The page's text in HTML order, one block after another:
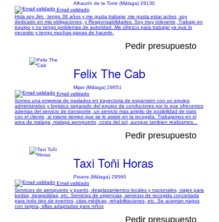
Alhaurín de la Torre (Málaga) 29130
Email validado
Hola soy Jim , tengo 38 años y me gusta trabajar, me gusta estar activo, soy
dedicado en mis obligaciones, y Responsabilidades. Soy muy tolerante, Trabajo en
equipo y no tengo problemas de autoridad. Me ofrezco para trabajar ya que lo
necesito y tengo muchas ganas de hacerlo.
Pedir presupuesto
Felix The Cab
Mijas (Málaga) 29651
Email validado
Somos una empresa de traslados en trayectoria de expansion con un equipo
administrativo y logistico separado del equipo de conductores por lo que ofrecemos
ademas del servicio de transporte, un servicio mas amplio de posibilidad de trato
con el cliente, al mismo tiempo que se le asiste en la recogida. Trabajamos en el
area de malaga, malaga aeropuerto, costa del sol, aunque tambien realizamos...
Pedir presupuesto
Taxi Toñi Horas
Pizarra (Málaga) 29560
Email validado
Servicios de aeropuerto y puerto, desplazamientos locales y nacionales, viajes para
bodas, despedidas, etc. Servicios de urgencias, servicios de recogida concertada
para todo tipo de eventos, citas médicas, rehabilitaciones, etc. Se aceptan pagos
con tarjeta, sillas adaptadas para niños
Pedir presupuesto